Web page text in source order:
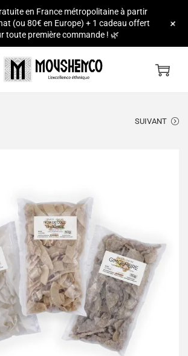
SUIVANT
en France métropolitaine à partir
(ou 80€ en Europe) + 1 cadeau offert
toute première commande ! 🌿
+